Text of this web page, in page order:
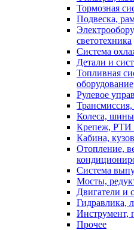
Тормозная
Подвеска,
светотехника
Система
Детали и
Топливная
оборудование
Рулевое
Колеса,
Крепеж, РТИ
Кабина,
Отопление,
Система
Мосты,
Двигатели и
Гидравлика,
Инструмент,
Прочее